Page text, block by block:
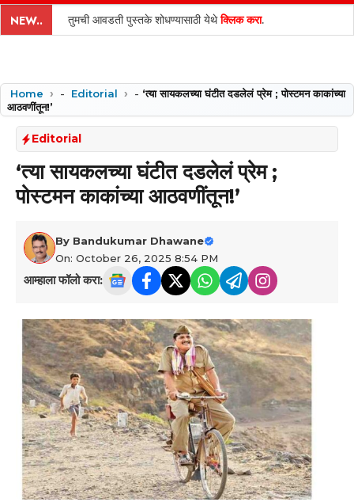
content
NEW.. तुमची आवडती पुस्तके शोधण्यासाठी येथेक्लिक करा.
Home - Editorial - ‘त्या सायकलच्या घंटीत दडलेलं प्रेम ; पोस्टमन काकांच्या
आठवणींतून!’
Editorial
‘त्या सायकलच्या घंटीत दडलेलं प्रेम ;
पोस्टमन काकांच्या आठवणींतून!’
By Bandukumar Dhawane
On: October 26, 2025 8:54 PM
आम्हाला फॉलो करा: